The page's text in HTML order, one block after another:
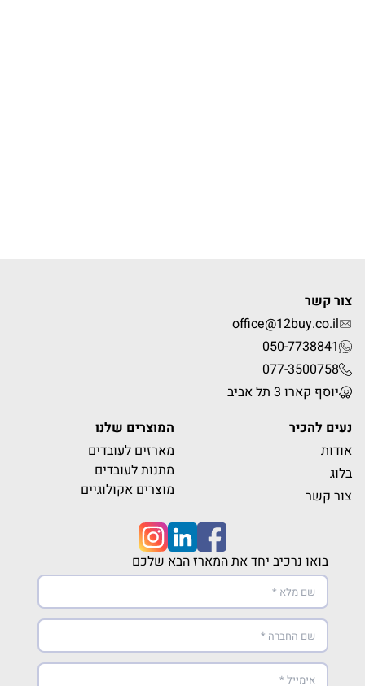
צור קשר
office@12buy.co.il
050-7738841
077-3500758
יוסף קארו 3 תל אביב
נעים להכיר
אודות
בלוג
צור קשר
המוצרים שלנו
מארזים לעובדים
מתנות לעובדים
מוצרים אקולוגיים
בואו נרכיב יחד את המארז הבא שלכם